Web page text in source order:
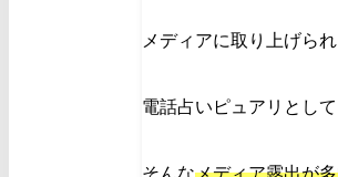
メディアに取り上げら
電話占いピュアリとし
そんなメディア露出が